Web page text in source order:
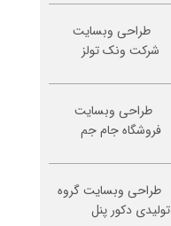
طراحی وبسایت
شرکت ونک تولز
طراحی وبسایت
فروشگاه جام جم
طراحی وبسایت گروه
تولیدی دکور پنل